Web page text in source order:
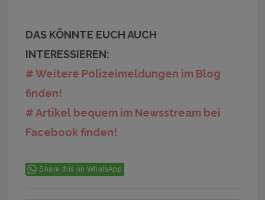
DAS KÖNNTE EUCH AUCH
INTERESSIEREN:
# Weitere Polizeimeldungen im Blog
finden!
# Artikel bequem im Newsstream bei
Facebook finden!
Share this on WhatsApp